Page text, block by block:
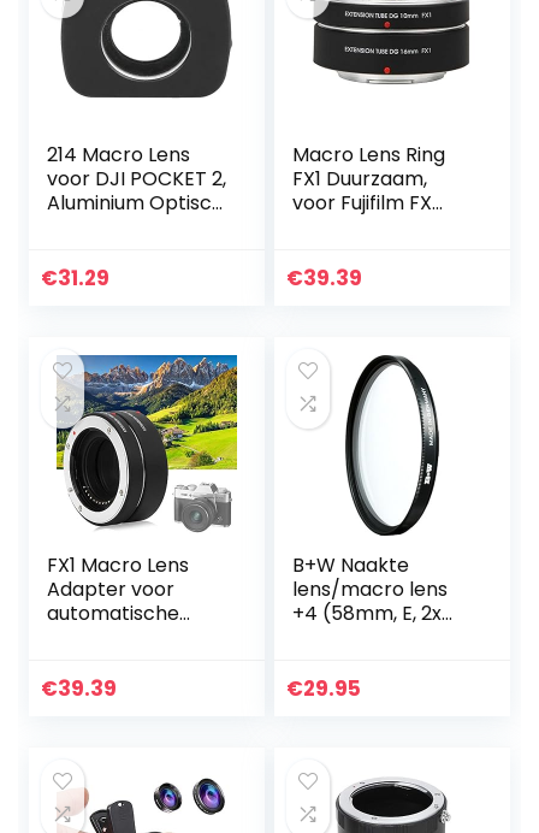
214 Macro Lens
voor DJI POCKET 2,
Aluminium Optisch
Camera
€31.29
Macro Lens Ring
FX1 Duurzaam,
voor Fujifilm FX
€39.39
FX1 Macro Lens
Adapter voor
automatische
€39.39
B+W Naakte
lens/macro lens
+4 (58mm, E, 2x
€29.95